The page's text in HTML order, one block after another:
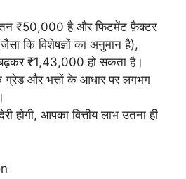
₹50,000 है और फिटमेंट फ़ैक्टर
कि विशेषज्ञों का अनुमान है),
₹1,43,000 हो सकता है।
और भत्तों के आधार पर लगभग
होगी, आपका वित्तीय लाभ उतना ही